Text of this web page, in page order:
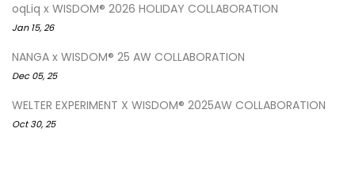
oqLiq x WISDOM® 2026 HOLIDAY COLLABORATION
Jan 15, 26
NANGA x WISDOM® 25 AW COLLABORATION
Dec 05, 25
WELTER EXPERIMENT X WISDOM® 2025AW COLLABORATION
Oct 30, 25